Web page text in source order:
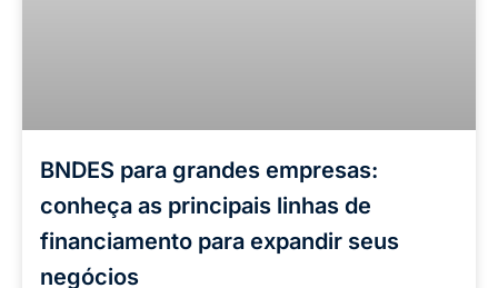
BNDES para grandes empresas:
conheça as principais linhas de
financiamento para expandir seus
negócios